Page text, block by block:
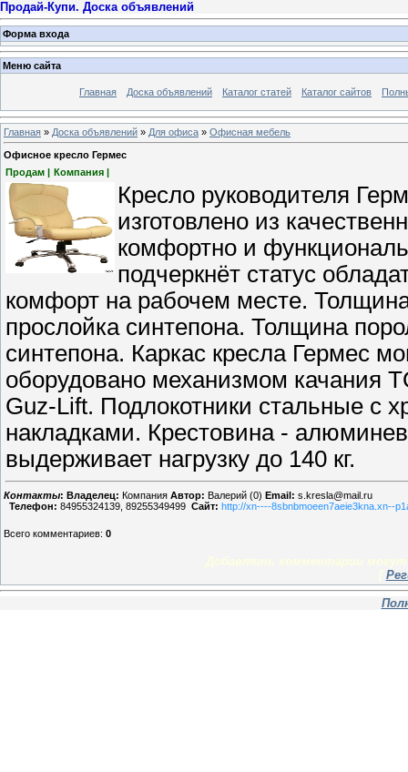
Продай-Купи. Доска объявлений
Форма входа
Меню сайта
Главная Доска объявлений Каталог статей Каталог сайтов
Главная » Доска объявлений » Для офиса » Офисная мебель
Офисное кресло Гермес
Продам | Компания |
Кресло руководителя
изготовлено из
комфортно и
подчеркнёт статус
комфорт на рабочем месте.
прослойка синтепона. Толщина
синтепона. Каркас кресла Гермес
оборудовано механизмом качания
Guz-Lift. Подлокотники стальные с
накладками. Крестовина -
выдерживает нагрузку до 140 кг.
Контакты: Владелец: Компания Автор: Валерий (0) Email: s.kresla@mail.ru
Телефон: 84955324139, 89255349499 Сайт: http://xn----8sbnbmoeen7aeie3kna.xn--
Всего комментариев: 0